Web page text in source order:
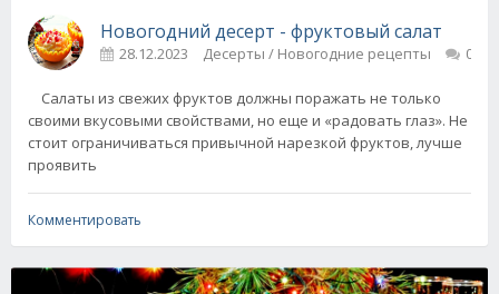
Новогодний десерт - фруктовый салат
28.12.2023 Десерты / Новогодние рецепты 0
Салаты из свежих фруктов должны поражать не только
своими вкусовыми свойствами, но еще и «радовать глаз». Не
стоит ограничиваться привычной нарезкой фруктов, лучше
проявить
Комментировать